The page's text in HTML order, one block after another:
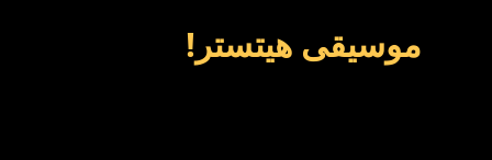
موسيقى هيتستر!